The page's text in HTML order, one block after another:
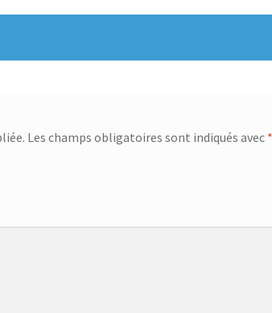
Les champs obligatoires sont indiqués avec *